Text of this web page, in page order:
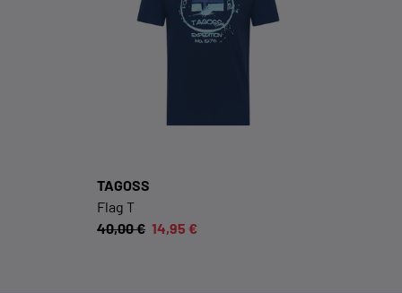
KOMFORTFUNKTIONEN
Social-Media-Plattformen etc.
TAGOSS
Flag T
40,00 € 14,95 €